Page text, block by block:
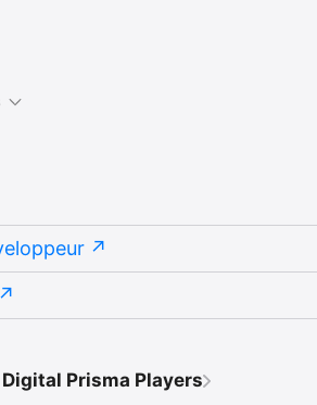
Digital Prisma Players